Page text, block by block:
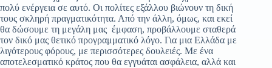
πολύ ενέργεια σε αυτό. Οι πολίτες εξάλλου βιώνουν τη δική
τους σκληρή πραγματικότητα. Από την άλλη, όμως, και εκεί
θα δώσουμε τη μεγάλη μας έμφαση, προβάλλουμε σταθερά
τον δικό μας θετικό προγραμματικό λόγο. Για μια Ελλάδα με
λιγότερους φόρους, με περισσότερες δουλειές. Με ένα
αποτελεσματικό κράτος που θα εγγυάται ασφάλεια, αλλά και